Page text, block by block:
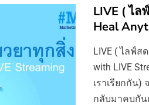
LIVE ( ไล
Heal
LIVE ( ไลฟ์ส
with LIVE
เราเรียกกัน)
กลับมาคบกัน